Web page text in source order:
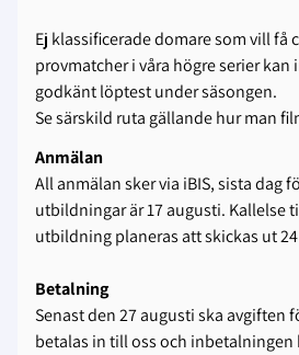
Ej klassificerade domare som vill få
provmatcher i våra högre serier kan
godkänt löptest under säsongen.
Se särskild ruta gällande hur man
Anmälan
All anmälan sker via iBIS, sista dag
utbildningar är 17 augusti. Kallelse
utbildning planeras att skickas ut
Betalning
Senast den 27 augusti ska avgiften
betalas in till oss och inbetalningen